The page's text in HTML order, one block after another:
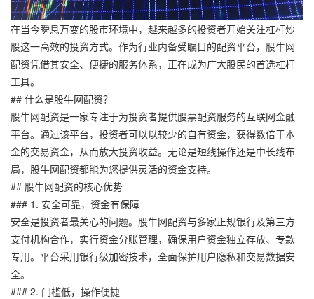
在当今瞬息万变的股市环境中，越来越多的投资者开始关注杠杆炒
股这一高效的投资方式。作为行业内备受瞩目的配资平台，股牛网
配资凭借其安全、便捷的服务体系，正在成为广大股民的首选杠杆
工具。
## 什么是股牛网配资？
股牛网配资是一家专注于为投资者提供股票配资服务的互联网金融
平台。通过该平台，投资者可以以较少的自有资金，获得数倍于本
金的交易资金，从而放大投资收益。无论是短线操作还是中长线布
局，股牛网配资都能为您提供灵活的资金支持。
## 股牛网配资的核心优势
### 1. 安全可靠，资金有保障
安全是投资者最关心的问题。股牛网配资与多家正规银行及第三方
支付机构合作，实行资金分账管理，确保用户资金独立存放、专款
专用。平台采用银行级加密技术，全面保护用户隐私和交易数据安
全。
### 2. 门槛低，操作便捷